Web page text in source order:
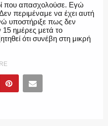
που απασχολούσε. Εγώ
περιμέναμε να έχει αυτή
υποστήριξε πως δεν
15 ημέρες μετά το
ότι συνέβη στη μικρή